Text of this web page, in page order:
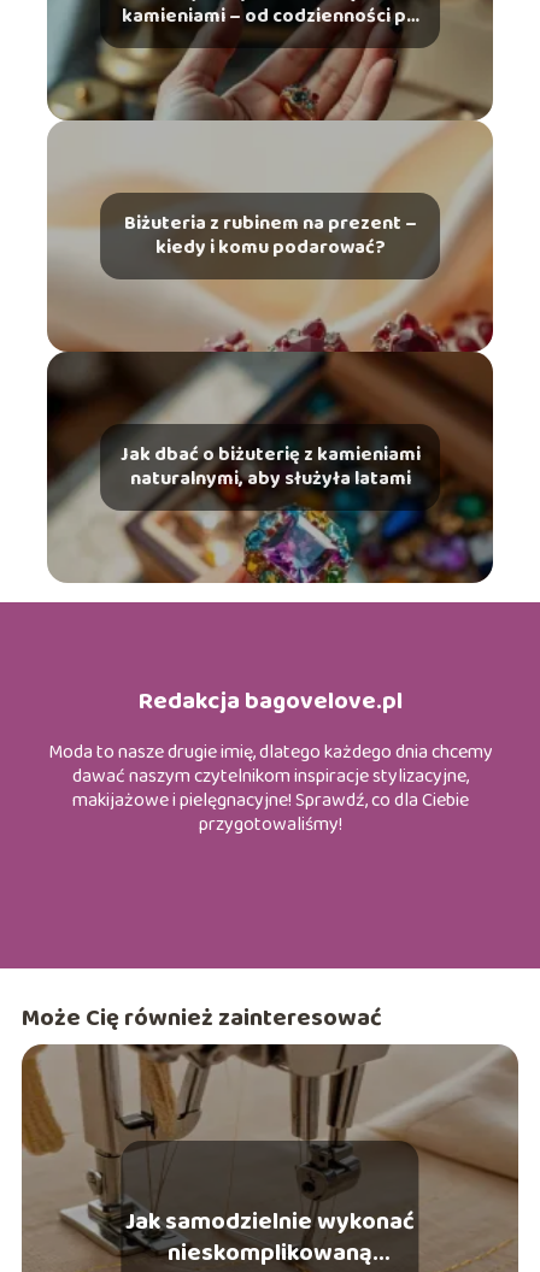
kamieniami – od codzienności po
wielkie wyjścia
Biżuteria z rubinem na prezent –
kiedy i komu podarować?
Jak dbać o biżuterię z kamieniami
naturalnymi, aby służyła latami
Redakcja bagovelove.pl
Moda to nasze drugie imię, dlatego każdego dnia chcemy
dawać naszym czytelnikom inspiracje stylizacyjne,
makijażowe i pielęgnacyjne! Sprawdź, co dla Ciebie
przygotowaliśmy!
Może Cię również zainteresować
Jak samodzielnie wykonać
nieskomplikowaną